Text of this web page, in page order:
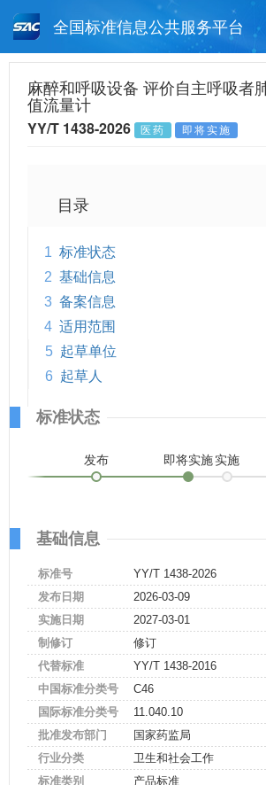
全国标准信息公共服务平台
标准公告查询
麻醉和呼吸设备 评价自主呼吸者
值流量计
YY/T 1438-2026 医药 即将实施
目录
1 标准状态
2 基础信息
3 备案信息
4 适用范围
5 起草单位
6 起草人
标准状态
发布 即将实施实施
基础信息
标准号
YY/T 1438-2026
发布日期
2026-03-09
实施日期
2027-03-01
制修订
修订
代替标准
YY/T 1438-2016
中国标准分类号
C46
国际标准分类号
11.040.10
批准发布部门
国家药监局
行业分类
卫生和社会工作
标准类别
产品标准